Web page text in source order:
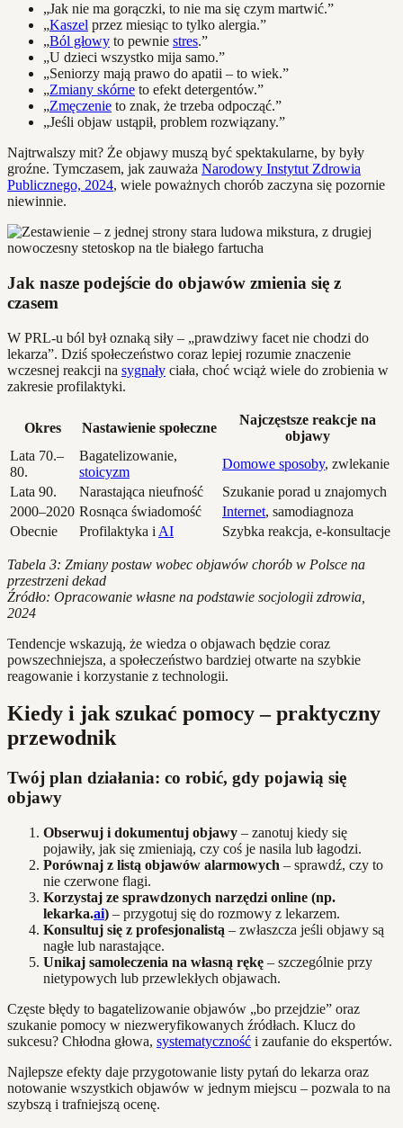
„Jak nie ma gorączki, to nie ma się czym martwić.”
„Kaszel przez miesiąc to tylko alergia.”
„Ból głowy to pewnie stres.”
„U dzieci wszystko mija samo.”
„Seniorzy mają prawo do apatii – to wiek.”
„Zmiany skórne to efekt detergentów.”
„Zmęczenie to znak, że trzeba odpocząć.”
„Jeśli objaw ustąpił, problem rozwiązany.”
Najtrwalszy mit? Że objawy muszą być spektakularne, by były
groźne. Tymczasem, jak zauważa Narodowy Instytut Zdrowia
Publicznego, 2024, wiele poważnych chorób zaczyna się pozornie
niewinnie.
Jak nasze podejście do objawów zmienia się z
czasem
W PRL-u ból był oznaką siły – „prawdziwy facet nie chodzi do
lekarza”. Dziś społeczeństwo coraz lepiej rozumie znaczenie
wczesnej reakcji na sygnały ciała, choć wciąż wiele do zrobienia w
zakresie profilaktyki.
Okres Nastawienie społeczne
Najczęstsze reakcje na
objawy
Lata 70.–
80.
Bagatelizowanie,
stoicyzm
Domowe sposoby, zwlekanie
Lata 90.
Narastająca nieufność
Szukanie porad u znajomych
2000–2020 Rosnąca świadomość Internet, samodiagnoza
Obecnie
Profilaktyka i AI Szybka reakcja, e-konsultacje
Tabela 3: Zmiany postaw wobec objawów chorób w Polsce na
przestrzeni dekad
Źródło: Opracowanie własne na podstawie socjologii zdrowia,
2024
Tendencje wskazują, że wiedza o objawach będzie coraz
powszechniejsza, a społeczeństwo bardziej otwarte na szybkie
reagowanie i korzystanie z technologii.
Kiedy i jak szukać pomocy – praktyczny
przewodnik
Twój plan działania: co robić, gdy pojawią się
objawy
Obserwuj i dokumentuj objawy – zanotuj kiedy się
pojawiły, jak się zmieniają, czy coś je nasila lub łagodzi.
Porównaj z listą objawów alarmowych – sprawdź, czy to
nie czerwone flagi.
Korzystaj ze sprawdzonych narzędzi online (np.
lekarka.ai) – przygotuj się do rozmowy z lekarzem.
Konsultuj się z profesjonalistą – zwłaszcza jeśli objawy są
nagłe lub narastające.
Unikaj samoleczenia na własną rękę – szczególnie przy
nietypowych lub przewlekłych objawach.
Częste błędy to bagatelizowanie objawów „bo przejdzie” oraz
szukanie pomocy w niezweryfikowanych źródłach. Klucz do
sukcesu? Chłodna głowa, systematyczność i zaufanie do ekspertów.
Najlepsze efekty daje przygotowanie listy pytań do lekarza oraz
notowanie wszystkich objawów w jednym miejscu – pozwala to na
szybszą i trafniejszą ocenę.